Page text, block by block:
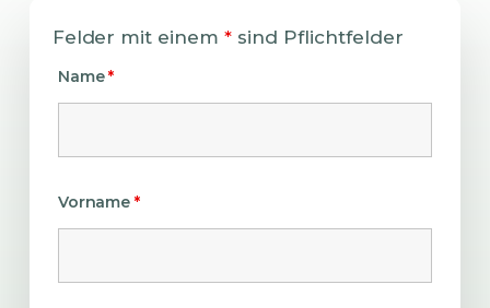
Felder mit einem* sind Pflichtfelder
Name*
Vorname*